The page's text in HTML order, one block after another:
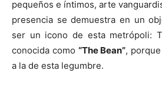
pequeños e íntimos, arte
presencia se demuestra en un
ser un icono de esta metrópoli:
conocida como “The Bean”,
a la de esta legumbre.